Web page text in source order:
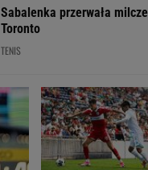
Sabalenka przerwała
Toronto
TENIS